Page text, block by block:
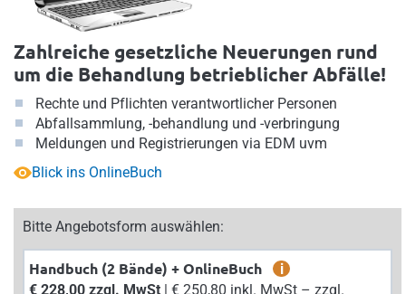
Zahlreiche gesetzliche Neuerungen rund
um die Behandlung betrieblicher Abfälle!
Rechte und Pflichten verantwortlicher Personen
Abfallsammlung, -behandlung und -verbringung
Meldungen und Registrierungen via EDM uvm
Blick ins OnlineBuch
Bitte Angebotsform auswählen:
Handbuch (2 Bände) + OnlineBuch
i
€ 228,00 zzgl. MwSt
| € 250,80 inkl. MwSt – zzgl.